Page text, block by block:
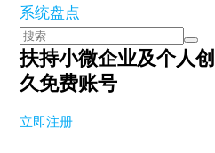
系统盘点
扶持小微企业及个人
久免费账号
立即注册